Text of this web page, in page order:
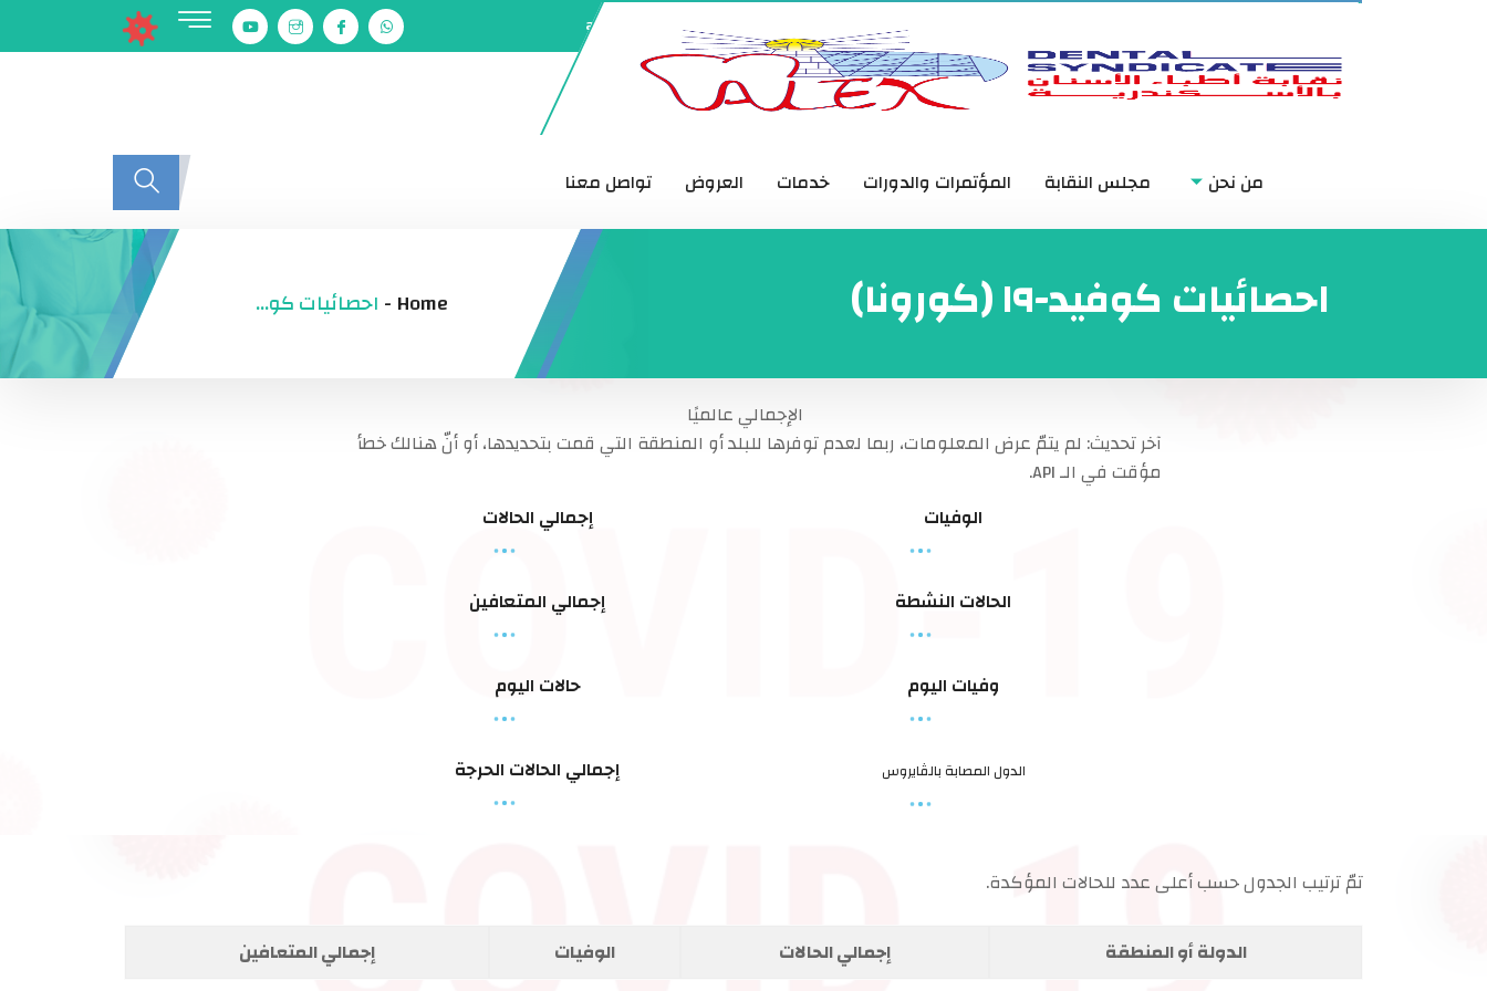
03/4247476
alexdensyn@yahoo.com
من نحن مجلس النقابة المؤتمرات والدورات خدمات العروض تواصل معنا
احصائيات كوفيد-١٩ (كورونا) Home
- احصائيات كوفيد-١٩ (كورونا)
الإجمالي عالميًا
آخر تحديث: لم يتمّ عرض المعلومات، ربما لعدم توفرها للبلد أو المنطقة التي قمت بتحديدها، أو أنّ هنالك خطأ
مؤقت في الـ API.
إجمالي الحالات
الوفيات
إجمالي المتعافين الحالات النشطة
حالات اليوم وفيات اليوم
إجمالي الحالات الحرجة الدول المصابة بالڤايروس
تمّ ترتيب الجدول حسب أعلى عدد للحالات المؤكدة.
الدولة أو المنطقة إجمالي الحالات الوفيات إجمالي المتعافين